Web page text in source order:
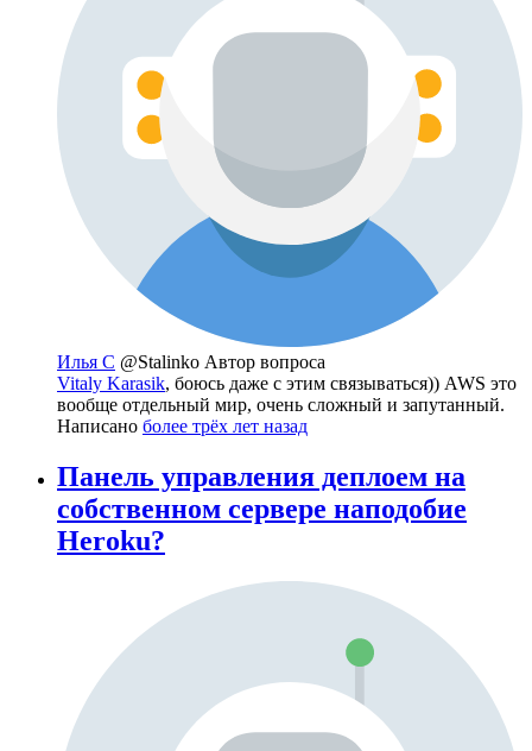
Илья С @Stalinko Автор вопроса
Vitaly Karasik, боюсь даже с этим связываться)) AWS это
вообще отдельный мир, очень сложный и запутанный.
Написано более трёх лет назад
Панель управления деплоем на
собственном сервере наподобие
Heroku?